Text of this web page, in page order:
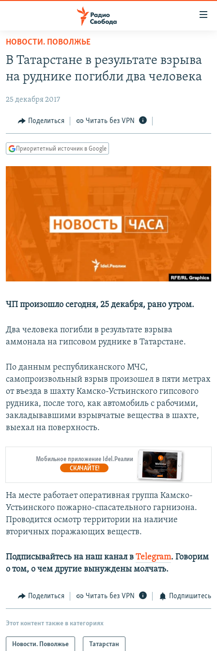
упрощенного
доступа
основному
Вернутся
главной
навигации
Вернутся
ПОДКАСТЫ
АВТОРСКИЕ ПРОЕКТЫ
ЦИТАТЫ СВОБОДЫ
МНЕНИЯ
IDEL.РЕАЛИИ
КАВКАЗ.РЕАЛИИ
РАСПИСАНИЕ ВЕЩАНИЯ
ПОДПИШИТЕСЬ НА РАССЫЛКУ
СОЦИАЛЬНЫЕ СЕТИ
Все сайты РСЕ/РС
НОВОСТИ. ПОВОЛЖЬЕ
В Татарстане в результате взрыва
на руднике погибли два человека
25 декабря 2017
Поделиться Читать без VPN
Приоритетный источник в Google
ЧП произошло сегодня, 25 декабря, рано утром.
Два человека погибли в результате взрыва
аммонала на гипсовом руднике в Татарстане.
По данным республиканского МЧС,
самопроизвольный взрыв произошел в пяти метрах
от въезда в шахту Камско-Устьинского гипсового
рудника, после того, как автомобиль с рабочими,
закладывавшими взрывчатые вещества в шахте,
выехал на поверхность.
Мобильное приложение Idel.Реалии
СКАЧАЙТЕ!
На месте работает оперативная группа Камско-
Устьинского пожарно-спасательного гарнизона.
Проводится осмотр территории на наличие
вторичных поражающих веществ.
Подписывайтесь на наш канал в Telegram. Говорим
о том, о чем другие вынуждены молчать.​
Поделиться Читать без VPN Подпишитесь
Этот контент также в категориях
Новости. Поволжье Татарстан